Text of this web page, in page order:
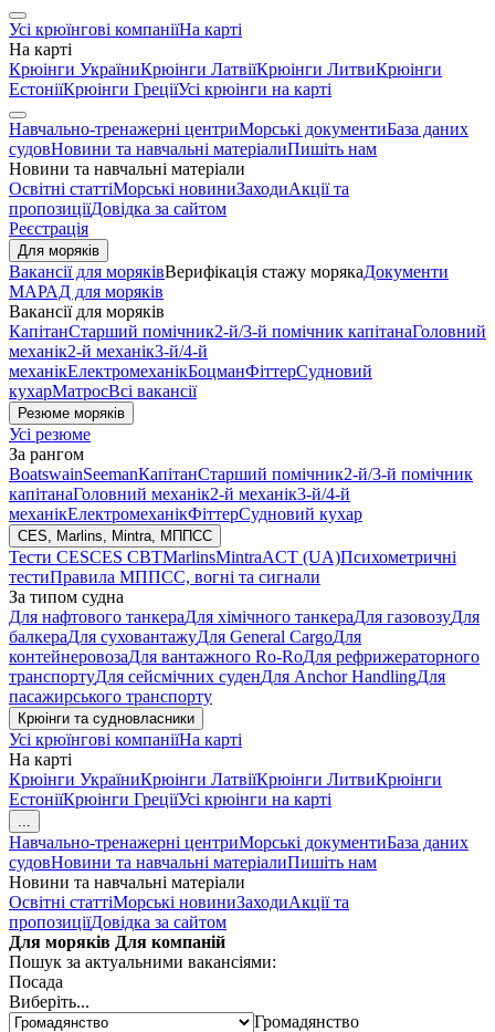
Усі крюїнгові компаніїНа карті
На карті
Крюінги УкраїниКрюінги ЛатвіїКрюінги ЛитвиКрюінги
ЕстоніїКрюінги ГреціїУсі крюінги на карті
Навчально-тренажерні центриМорські документиБаза даних
судовНовини та навчальні матеріалиПишіть нам
Новини та навчальні матеріали
Освітні статтіМорські новиниЗаходиАкції та
пропозиціїДовідка за сайтом
Реєстрація
Для моряків
Вакансії для моряківВерифікація стажу морякаДокументи
МАРАД для моряків
Вакансії для моряків
КапітанСтарший помічник2-й/3-й помічник капітанаГоловний
механік2-й механік3-й/4-й
механікЕлектромеханікБоцманФіттерСудновий
кухарМатросВсі вакансії
Резюме моряків
Усі резюме
За рангом
BoatswainSeemanКапітанСтарший помічник2-й/3-й помічник
капітанаГоловний механік2-й механік3-й/4-й
механікЕлектромеханікФіттерСудновий кухар
CES, Marlins, Mintra, МППСС
Тести CESCES CBTMarlinsMintraACT (UA)Психометричні
тестиПравила МППСС, вогні та сигнали
За типом судна
Для нафтового танкераДля хімічного танкераДля газовозуДля
балкераДля суховантажуДля General CargoДля
контейнеровозаДля вантажного Ro-RoДля рефрижераторного
транспортуДля сейсмічних суденДля Anchor HandlingДля
пасажирського транспорту
Крюінги та судновласники
Усі крюїнгові компаніїНа карті
На карті
Крюінги УкраїниКрюінги ЛатвіїКрюінги ЛитвиКрюінги
ЕстоніїКрюінги ГреціїУсі крюінги на карті
...
Навчально-тренажерні центриМорські документиБаза даних
судовНовини та навчальні матеріалиПишіть нам
Новини та навчальні матеріали
Освітні статтіМорські новиниЗаходиАкції та
пропозиціїДовідка за сайтом
Для моряків Для компаній
Пошук за актуальними вакансіями:
Посада
Виберіть...
Громадянство